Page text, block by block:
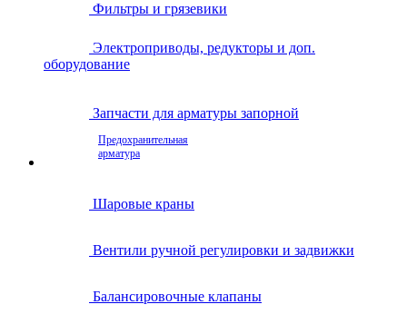
Фильтры и грязевики
Электроприводы, редукторы и доп.
оборудование
Запчасти для арматуры запорной
Предохранительная
арматура
Шаровые краны
Вентили ручной регулировки и задвижки
Балансировочные клапаны